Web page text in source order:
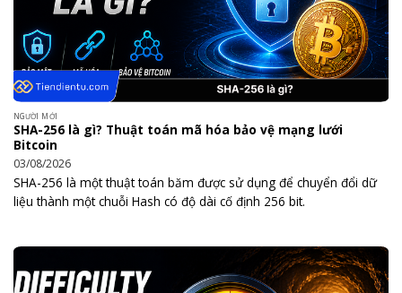
NGƯỜI MỚI
SHA-256 là gì? Thuật toán mã hóa bảo vệ mạng lưới
Bitcoin
03/08/2026
SHA-256 là một thuật toán băm được sử dụng để chuyển đổi dữ
liệu thành một chuỗi Hash có độ dài cố định 256 bit.